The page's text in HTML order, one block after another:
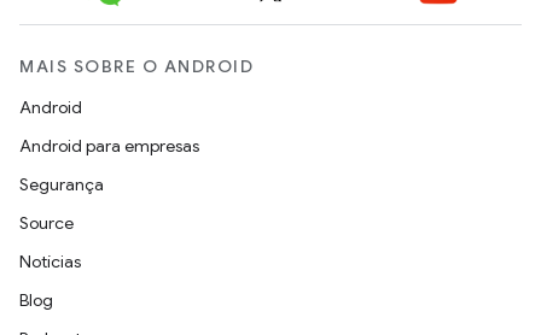
MAIS SOBRE O ANDROID
Android
Android para empresas
Segurança
Source
Notícias
Blog